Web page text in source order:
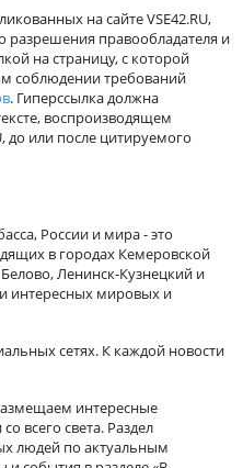
на сайте VSE42.RU,
разрешения правообладателя и
на страницу, с которой
соблюдении требований
. Гиперссылка должна
воспроизводящем
до или после цитируемого
России и мира - это
в городах Кемеровской
Ленинск-Кузнецкий и
интересных мировых и
сетях. К каждой новости
интересные
всего света. Раздел
людей по актуальным